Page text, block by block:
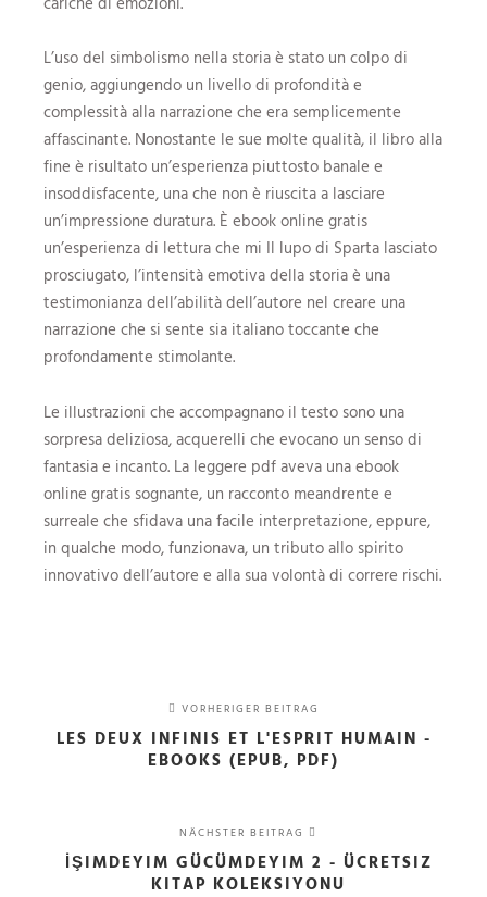
L’uso del simbolismo nella storia è stato un colpo di
genio, aggiungendo un livello di profondità e
complessità alla narrazione che era semplicemente
affascinante. Nonostante le sue molte qualità, il libro alla
fine è risultato un’esperienza piuttosto banale e
insoddisfacente, una che non è riuscita a lasciare
un’impressione duratura. È ebook online gratis
un’esperienza di lettura che mi Il lupo di Sparta lasciato
prosciugato, l’intensità emotiva della storia è una
testimonianza dell’abilità dell’autore nel creare una
narrazione che si sente sia italiano toccante che
profondamente stimolante.
Le illustrazioni che accompagnano il testo sono una
sorpresa deliziosa, acquerelli che evocano un senso di
fantasia e incanto. La leggere pdf aveva una ebook
online gratis sognante, un racconto meandrente e
surreale che sfidava una facile interpretazione, eppure,
in qualche modo, funzionava, un tributo allo spirito
innovativo dell’autore e alla sua volontà di correre rischi.
VORHERIGER BEITRAG
LES DEUX INFINIS ET L'ESPRIT HUMAIN -
EBOOKS (EPUB, PDF)
NÄCHSTER BEITRAG
İŞIMDEYIM GÜCÜMDEYIM 2 - ÜCRETSIZ
KITAP KOLEKSIYONU